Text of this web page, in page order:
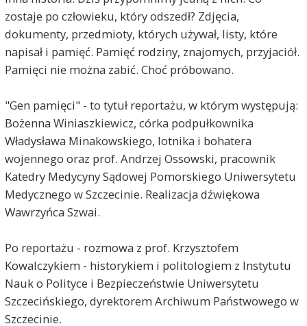
zostaje po człowieku, który odszedł? Zdjęcia,
dokumenty, przedmioty, których używał, listy, które
napisał i pamięć. Pamięć rodziny, znajomych, przyjaciół.
Pamięci nie można zabić. Choć próbowano.
"Gen pamięci" - to tytuł reportażu, w którym występują:
Bożenna Winiaszkiewicz, córka podpułkownika
Władysława Minakowskiego, lotnika i bohatera
wojennego oraz prof. Andrzej Ossowski, pracownik
Katedry Medycyny Sądowej Pomorskiego Uniwersytetu
Medycznego w Szczecinie. Realizacja dźwiękowa
Wawrzyńca Szwai.
Po reportażu - rozmowa z prof. Krzysztofem
Kowalczykiem - historykiem i politologiem z Instytutu
Nauk o Polityce i Bezpieczeństwie Uniwersytetu
Szczecińskiego, dyrektorem Archiwum Państwowego w
Szczecinie.